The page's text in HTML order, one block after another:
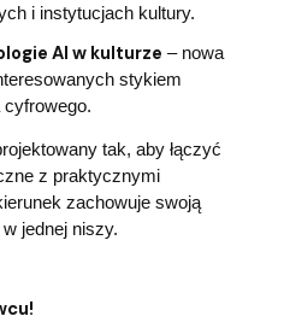
i instytucjach kultury.
AI w kulturze – nowa
stykiem
tak, aby łączyć
z praktycznymi
zachowuje swoją
jednej niszy.